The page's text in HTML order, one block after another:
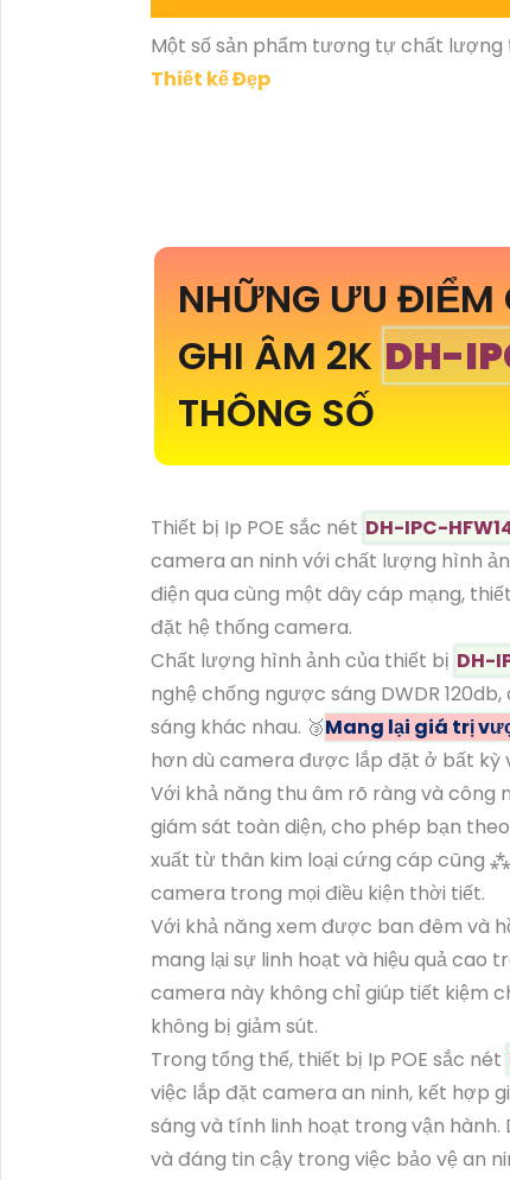
Một số sản phẩm tương tự chất lượng
Thiết kế Đẹp
NHỮNG ƯU ĐIỂM
GHI ÂM 2K DH-
THÔNG SỐ
Thiết bị Ip POE sắc nét DH-IPC-
camera an ninh với chất lượng hình
điện qua cùng một dây cáp mạng,
đặt hệ thống camera.
Chất lượng hình ảnh của thiết bị DH-
nghệ chống ngược sáng DWDR
sáng khác nhau. 🥉Mang lại giá trị
hơn dù camera được lắp đặt ở bất kỳ
Với khả năng thu âm rõ ràng và công
giám sát toàn diện, cho phép bạn
xuất từ thân kim loại cứng cáp cũng ⁂
camera trong mọi điều kiện thời tiết.
Với khả năng xem được ban đêm và
mang lại sự linh hoạt và hiệu quả cao
camera này không chỉ giúp tiết kiệm
không bị giảm sút.
Trong tổng thể, thiết bị Ip POE sắc nét
việc lắp đặt camera an ninh, kết hợp
sáng và tính linh hoạt trong vận
và đáng tin cậy trong việc bảo vệ an